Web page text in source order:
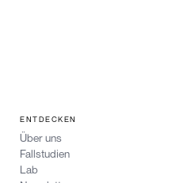
ENTDECKEN
Über uns
Fallstudien
Lab